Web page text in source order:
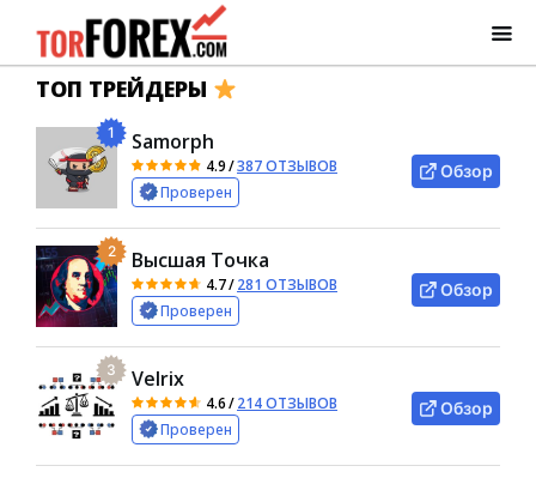
ТОП ТРЕЙДЕРЫ
1 Samorph
4.9/387 ОТЗЫВОВ
Проверен
Обзор
2 Высшая Точка
4.7/281 ОТЗЫВОВ
Проверен
Обзор
3 Velrix
4.6/214 ОТЗЫВОВ
Проверен
Обзор